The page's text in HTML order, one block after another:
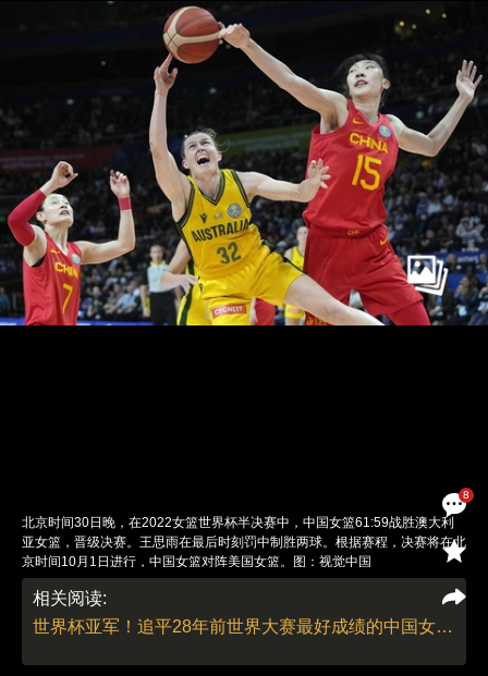
8
北京时间30日晚，在2022女篮世界杯半决赛中，中国女篮61:59战胜澳大利
亚女篮，晋级决赛。王思雨在最后时刻罚中制胜两球。根据赛程，决赛将在北
京时间10月1日进行，中国女篮对阵美国女篮。图：视觉中国
责任编辑：李泊静 | 版面编辑：李泊静
相关阅读:
世界杯亚军！追平28年前世界大赛最好成绩的中国女篮告诉我们什么？｜体坛